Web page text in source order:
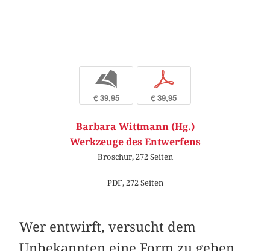
b
€ 39,95
p
€ 39,95
Barbara Wittmann (Hg.)
Werkzeuge des Entwerfens
Broschur, 272 Seiten
PDF, 272 Seiten
Wer entwirft, versucht dem